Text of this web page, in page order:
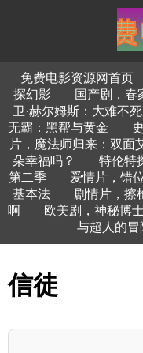
免费电影资源网首页
探幻影
国产剧，春
卫·赫尔姆斯：大难不
无霸：黑帮与黄金
片，魔法师归来：双面
朵幸福吗？
特伦特
第二季
爱情片，错
基本法
剧情片，擦
啊
欧美剧，神秘博
与超人的冒
信徒